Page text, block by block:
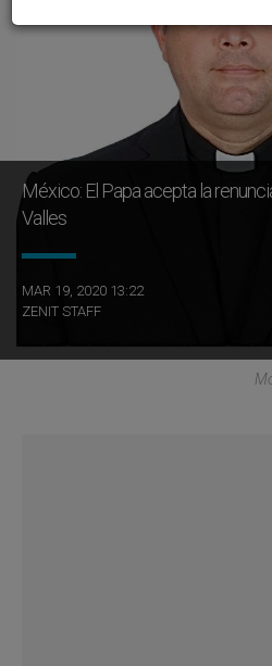
México: El Papa acepta la
Valles
MAR 19, 2020 13:22
ZENIT STAFF